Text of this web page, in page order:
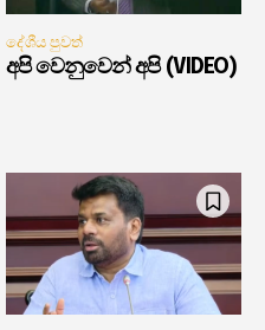
දේශීය පුවත්
අපි වෙනුවෙන් අපි (VIDEO)